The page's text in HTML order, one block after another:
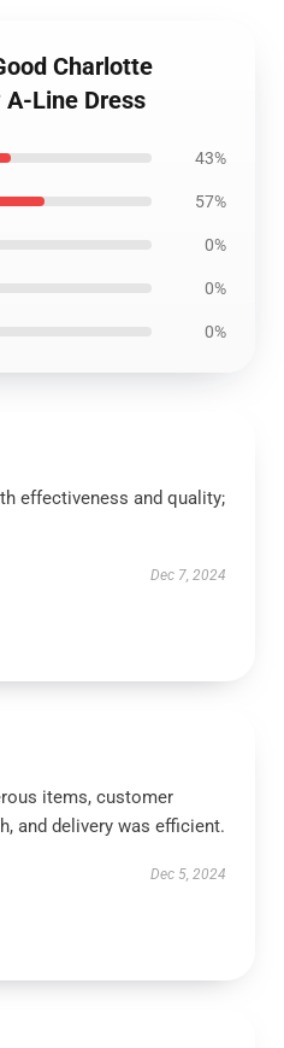
Charlotte
Line Dress
43%
57%
0%
0%
0%
effectiveness and quality;
Dec 7, 2024
items, customer
and delivery was efficient.
Dec 5, 2024